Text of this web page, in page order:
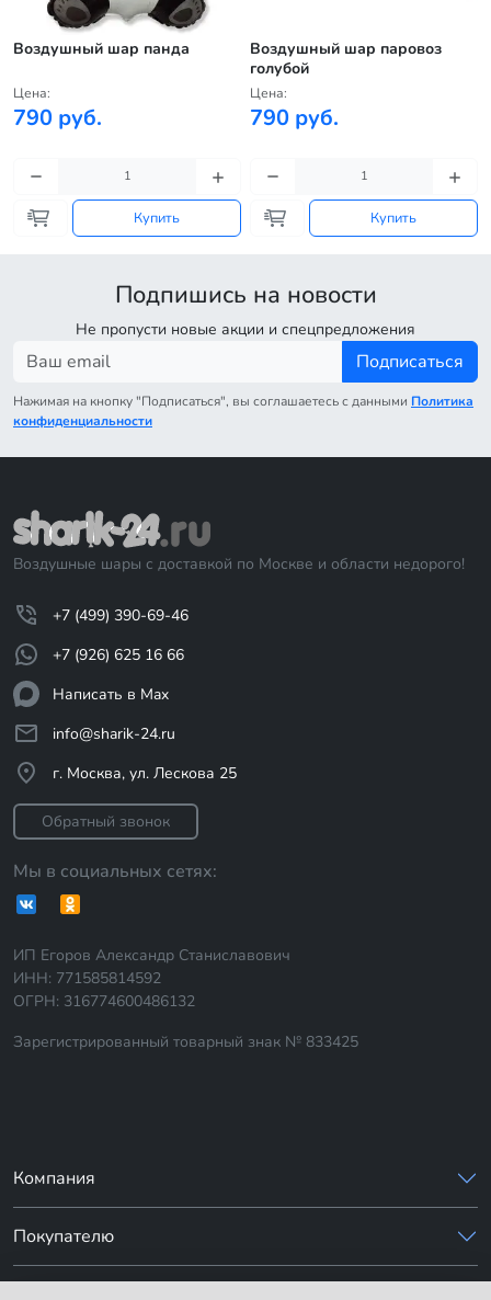
Воздушный шар панда
Цена:
790 руб.
Купить
Воздушный шар паровоз
голубой
Цена:
790 руб.
Купить
Подпишись на новости
Не пропусти новые акции и спецпредложения
Подписаться
Нажимая на кнопку "Подписаться", вы соглашаетесь с данными Политика
конфиденциальности
Воздушные шары с доставкой по Москве и области недорого!
+7 (499) 390-69-46
+7 (926) 625 16 66
Написать в Max
info@sharik-24.ru
г. Москва, ул. Лескова 25
Обратный звонок
Мы в социальных сетях:
ИП Егоров Александр Станиславович
ИНН: 771585814592
ОГРН: 316774600486132
Зарегистрированный товарный знак № 833425
Компания
Покупателю